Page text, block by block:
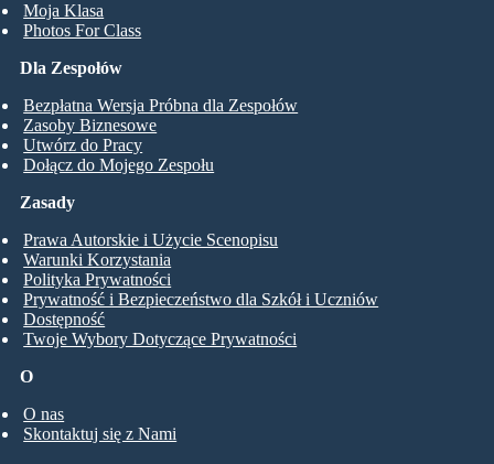
Moja Klasa
Photos For Class
Dla Zespołów
Bezpłatna Wersja Próbna dla Zespołów
Zasoby Biznesowe
Utwórz do Pracy
Dołącz do Mojego Zespołu
O
O nas
Skontaktuj się z Nami
Zasady
Prawa Autorskie i Użycie Scenopisu
Warunki Korzystania
Polityka Prywatności
Prywatność i Bezpieczeństwo dla Szkół i Uczniów
Dostępność
Twoje Wybory Dotyczące Prywatności